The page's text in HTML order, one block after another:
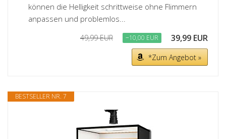
können die Helligkeit schrittweise ohne Flimmern
anpassen und problemlos...
49,99 EUR −10,00 EUR 39,99 EUR
*Zum Angebot »
BESTSELLER NR. 7